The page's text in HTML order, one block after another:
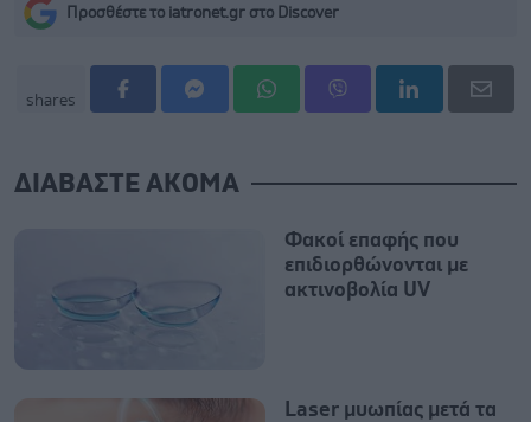
Προσθέστε το iatronet.gr στο Discover
shares
ΔΙΑΒΑΣΤΕ ΑΚΟΜΑ
Φακοί επαφής που
επιδιορθώνονται με
ακτινοβολία UV
Laser μυωπίας μετά τα